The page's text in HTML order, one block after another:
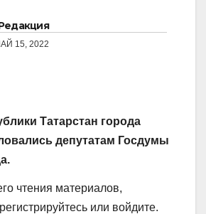
15, 2022
Татарстан города
депутатам Госдумы
чтения материалов,
или войдите.